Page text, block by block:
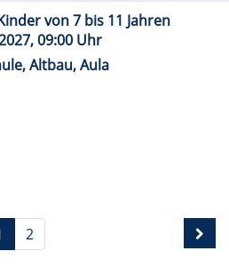
von 7 bis 11 Jahren
09:00 Uhr
Altbau, Aula
2